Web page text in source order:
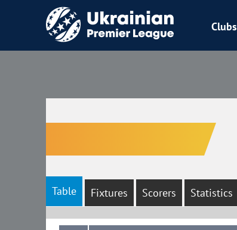
Clubs
Zorya
Table Fixtures Scorers Statistics